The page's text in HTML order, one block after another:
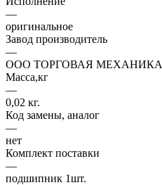
—
оригинальное
Завод производитель
—
ООО ТОРГОВАЯ МЕХАНИКА
Масса,кг
—
0,02 кг.
Код замены, аналог
—
нет
Комплект поставки
—
подшипник 1шт.